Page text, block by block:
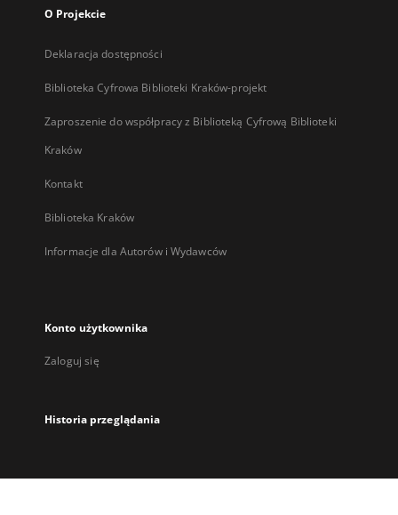
O Projekcie
Deklaracja dostępności
Biblioteka Cyfrowa Biblioteki Kraków-projekt
Zaproszenie do współpracy z Biblioteką Cyfrową Biblioteki
Kraków
Kontakt
Biblioteka Kraków
Informacje dla Autorów i Wydawców
Konto użytkownika
Zaloguj się
Historia przeglądania